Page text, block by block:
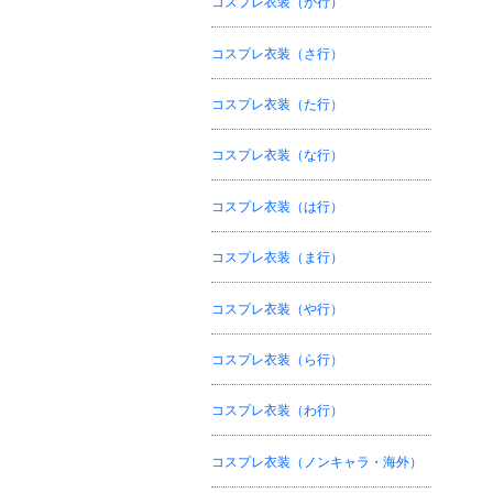
コスプレ衣装（さ行）
コスプレ衣装（た行）
コスプレ衣装（な行）
コスプレ衣装（は行）
コスプレ衣装（ま行）
コスプレ衣装（や行）
コスプレ衣装（ら行）
コスプレ衣装（わ行）
コスプレ衣装（ノンキャラ・海外）